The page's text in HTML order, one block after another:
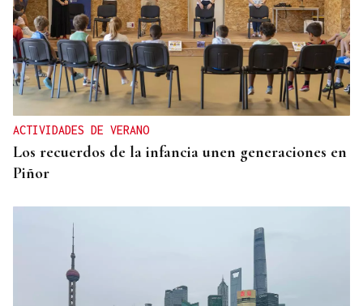
ACTIVIDADES DE VERANO
Los recuerdos de la infancia unen generaciones en
Piñor